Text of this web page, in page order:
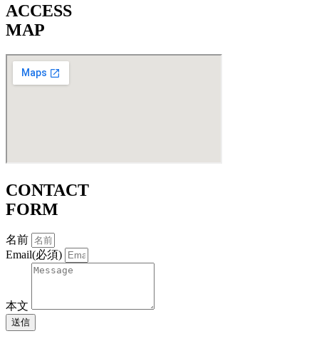
ACCESS
MAP
CONTACT
FORM
名前
Email(必須)
本文
送信